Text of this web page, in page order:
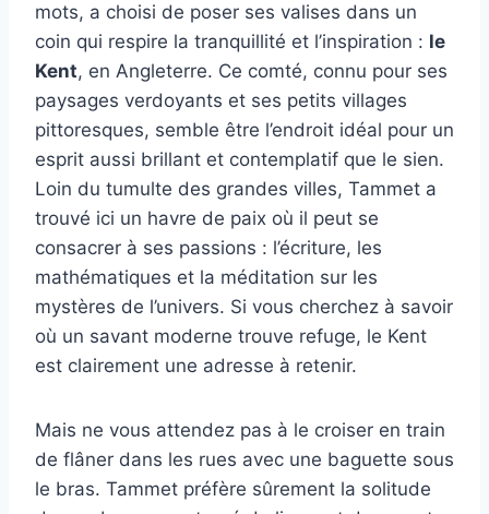
mots, a choisi de poser ses valises dans un
coin qui respire la tranquillité et l’inspiration : le
Kent, en Angleterre. Ce comté, connu pour ses
paysages verdoyants et ses petits villages
pittoresques, semble être l’endroit idéal pour un
esprit aussi brillant et contemplatif que le sien.
Loin du tumulte des grandes villes, Tammet a
trouvé ici un havre de paix où il peut se
consacrer à ses passions : l’écriture, les
mathématiques et la méditation sur les
mystères de l’univers. Si vous cherchez à savoir
où un savant moderne trouve refuge, le Kent
est clairement une adresse à retenir.
Mais ne vous attendez pas à le croiser en train
de flâner dans les rues avec une baguette sous
le bras. Tammet préfère sûrement la solitude